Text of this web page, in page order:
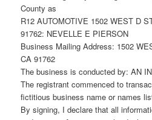
County as
R12 AUTOMOTIVE 1502 WEST D
91762: NEVELLE E PIERSON
Business Mailing Address: 1502
CA 91762
The business is conducted by: AN
The registrant commenced to
fictitious business name or names
By signing, I declare that all